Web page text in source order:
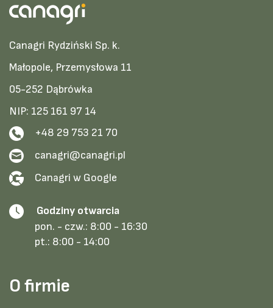
Canagri Rydziński Sp. k.
Małopole, Przemysłowa 11
05-252 Dąbrówka
NIP: 125 161 97 14
+48 29 753 21 70
canagri@canagri.pl
Canagri w Google
Godziny otwarcia
pon. - czw.: 8:00 - 16:30
pt.: 8:00 - 14:00
O firmie